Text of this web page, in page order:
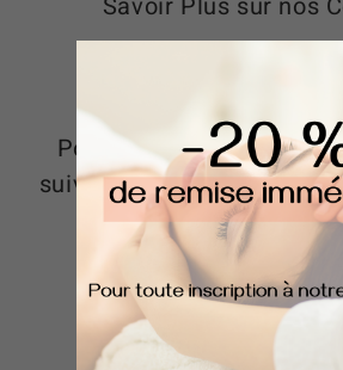
Découvrez ici
Pour ne rien louper de
suivez-nous sur